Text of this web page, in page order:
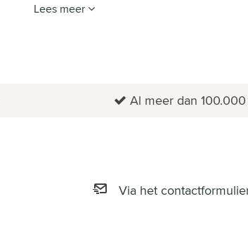
Lees meer
Al meer dan
Via het